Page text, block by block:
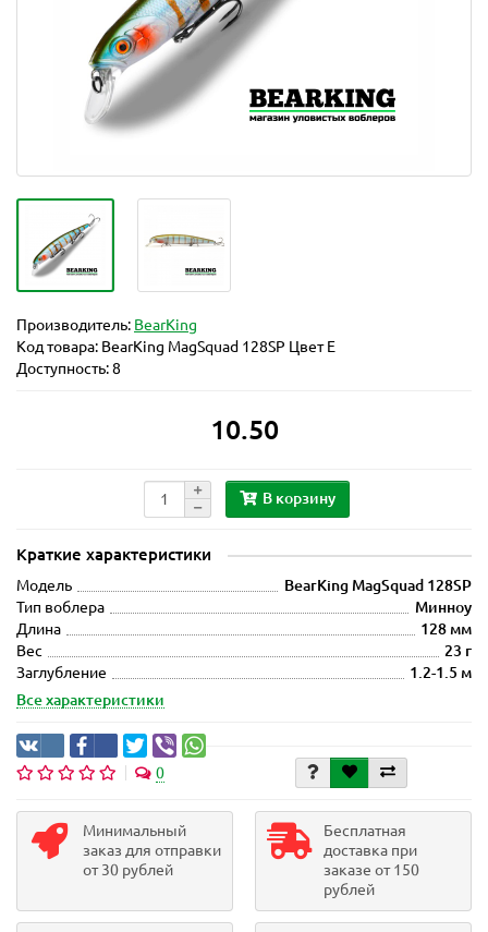
Производитель: BearKing
Код товара: BearKing MagSquad 128SP Цвет E
Доступность: 8
10.50
В корзину
Краткие характеристики
Модель
BearKing MagSquad 128SP
Тип воблера
Минноу
Длина
128 мм
Вес
23 г
Заглубление
1.2-1.5 м
Все характеристики
0
Минимальный
заказ для отправки
от 30 рублей
Бесплатная
доставка при
заказе от 150
рублей